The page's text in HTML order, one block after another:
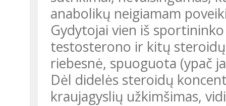
anabolikų neigiamam
Gydytojai vien iš sportininko išorės gali pasakyti, vartoja jis
testosterono ir kitų
riebesnė, spuoguota (ypač
Dėl didelės steroidų koncentracijos išsivysto aterosklerozė –
kraujagyslių užkimšimas,